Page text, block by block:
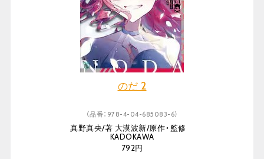
のだ 2
（品番：978-4-04-685083-6）
真野真央/著 大漠波新/原作・監修
KADOKAWA
792円